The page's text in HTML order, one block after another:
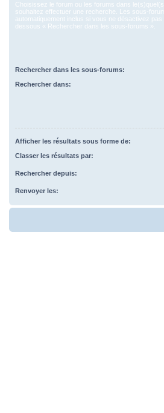
Choisissez le forum ou les forums dans
souhaitez effectuer une recherche. Les sous-
automatiquement inclus si vous ne désactivez pas
dessous « Rechercher dans les sous-forums ».
Rechercher dans les sous-forums:
Rechercher dans:
Afficher les résultats sous forme de:
Classer les résultats par:
Rechercher depuis:
Renvoyer les: